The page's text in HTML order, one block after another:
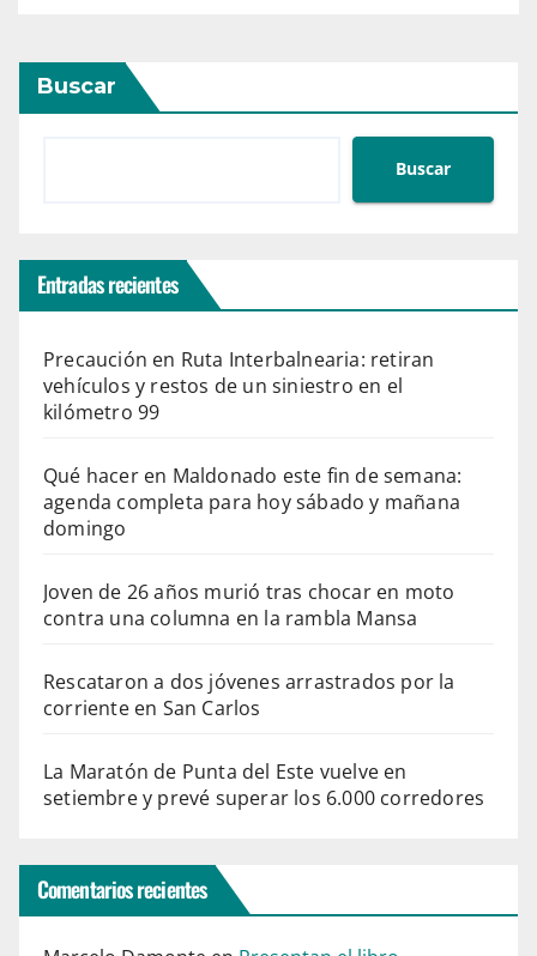
Buscar
Buscar
Entradas recientes
Precaución en Ruta Interbalnearia: retiran
vehículos y restos de un siniestro en el
kilómetro 99
Qué hacer en Maldonado este fin de semana:
agenda completa para hoy sábado y mañana
domingo
Joven de 26 años murió tras chocar en moto
contra una columna en la rambla Mansa
Rescataron a dos jóvenes arrastrados por la
corriente en San Carlos
La Maratón de Punta del Este vuelve en
setiembre y prevé superar los 6.000 corredores
Comentarios recientes